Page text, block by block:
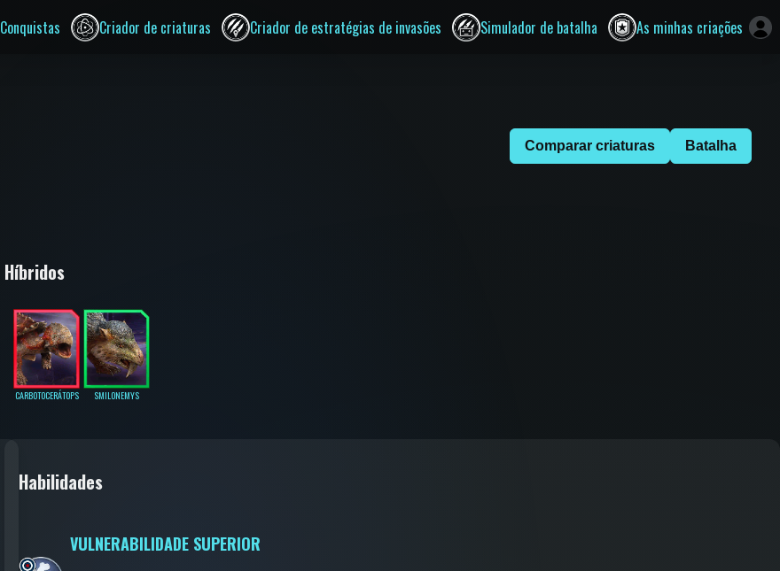
Conquistas Criador de criaturas Criador de estratégias de invasões Simulador de batalha As minhas criações
Híbridos
CARBOTOCERÁTOPS SMILONEMYS
Comparar criaturas Batalha
Habilidades
VULNERABILIDADE SUPERIOR